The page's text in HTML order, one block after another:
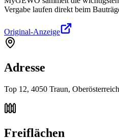
Vergabe laufen direkt beim
Original-Anzeige
Adresse
Top 12, 4050 Traun, Oberösterreich
Freiflächen